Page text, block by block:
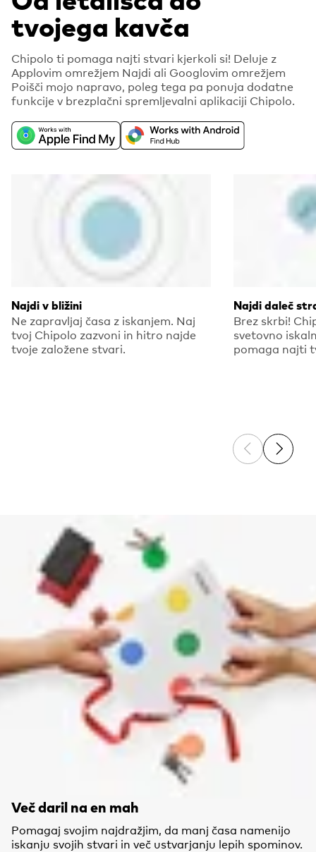
tvojega kavča
Chipolo ti pomaga najti stvari kjerkoli si! Deluje z
Applovim omrežjem Najdi ali Googlovim omrežjem
Poišči mojo napravo, poleg tega pa ponuja dodatne
funkcije v brezplačni spremljevalni aplikaciji Chipolo.
Najdi v bližini
Ne zapravljaj časa z iskanjem. Naj
tvoj Chipolo zazvoni in hitro najde
tvoje založene stvari.
Najdi daleč
Brez skrbi!
svetovno
pomaga najti
Previous
Next
Več daril na en mah
Pomagaj svojim najdražjim, da manj časa namenijo
iskanju svojih stvari in več ustvarjanju lepih spominov.